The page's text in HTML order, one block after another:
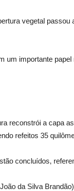
vegetal
um importante
reconstrói a capa
refeitos 35
concluídos,
da Silva